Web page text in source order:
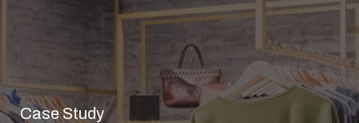
Case Study